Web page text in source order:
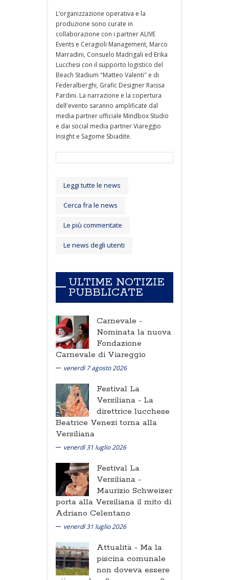
L’organizzazione operativa e la
produzione sono curate in
collaborazione con i partner ALIVE
Events e Ceragioli Management, Marco
Marradini, Consuelo Madrigali ed Erika
Lucchesi con il supporto logistico del
Beach Stadium "Matteo Valenti" e di
Federalberghi, Grafic Designer Raissa
Pardini. La narrazione e la copertura
dell'evento saranno amplificate dal
media partner ufficiale Mindbox Studio
e dai social media partner Viareggio
Insight e Sagome Sbiadite.
Leggi tutte le news
Cerca fra le news
Le più commentate
Le news degli utenti
ULTIME NOTIZIE
PUBBLICATE
Carnevale -
Nominata la nuova
Fondazione
Carnevale di Viareggio
venerdì 7 agosto 2026
Festival La
Versiliana - La
direttrice lucchese
Beatrice Venezi torna alla
Versiliana
venerdì 31 luglio 2026
Festival La
Versiliana -
Maurizio Schweizer
porta alla Versiliana il mito di
Adriano Celentano
venerdì 31 luglio 2026
Attualità - Ma la
piscina comunale
non doveva essere